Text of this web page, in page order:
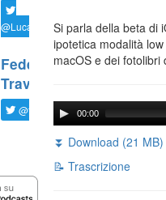
@LucaTNT
Federico
Travaini
@ftrava
Si parla della beta di
ipotetica modalità
macOS e dei fotolibri
00:00
⏬ Download (21 MB)
📝 Trascrizione